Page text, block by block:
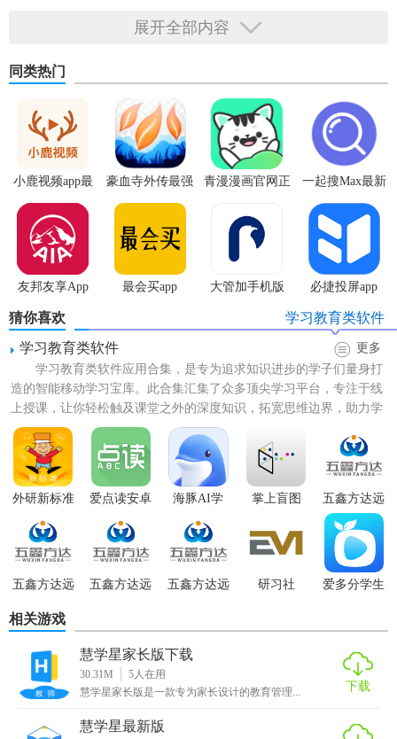
【慧学星功能】
1. 个性化学习路径：根据学生的学习情况和兴趣，智能推荐
学习资源。
2. 在线作业与测验：支持教师发布作业、学生在线提交作
告，帮助师生了解学习成效。
4. 家校互动平台：支持家长与教师实时沟通，共享学生在校
表现及学习进展。
展开全部内容
同类热门
小鹿视频app最
新版
豪血寺外传最强
传说无限血版
青漫漫画官网正
一起搜Max最新
版
友邦友享App 最会买app 大管加手机版 必捷投屏app
猜你喜欢
学习教育类软件
学习教育类软件
更多
学习教育类软件应用合集，是专为追求知识进步的学子们量身打
造的智能移动学习宝库。此合集汇集了众多顶尖学习平台，专注于线
上授课，让你轻松触及课堂之外的深度知识，拓宽思维边界，助力学
业稳步提升。无论是小学生...
外研新标准
爱点读安卓
海豚AI学 掌上盲图
五鑫方达远
程教育
五鑫方达远
五鑫方达远
五鑫方达远
研习社
爱多分学生
相关游戏
慧学星家长版下载
30.31M 5人在用
慧学星家长版是一款专为家长设计的教育管理...
下载
慧学星最新版